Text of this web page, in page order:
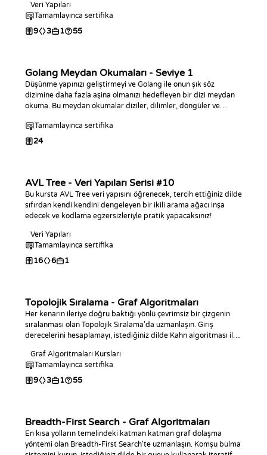
davranışını analiz edin ve kodlama zorluklarıyla pratik yapın.
Veri Yapıları
Tamamlayınca sertifika
9 3 1 55
Golang Meydan Okumaları - Seviye 1
Düşünme yapınızı geliştirmeyi ve Golang ile onun şık söz
dizimine daha fazla aşina olmanızı hedefleyen bir dizi meydan
okuma. Bu meydan okumalar diziler, dilimler, döngüler ve
Tamamlayınca sertifika
24
AVL Tree - Veri Yapıları Serisi #10
Bu kursta AVL Tree veri yapısını öğrenecek, tercih ettiğiniz dilde
sıfırdan kendi kendini dengeleyen bir ikili arama ağacı inşa
edecek ve kodlama egzersizleriyle pratik yapacaksınız!
Veri Yapıları
Tamamlayınca sertifika
16 6 1
Topolojik Sıralama - Graf Algoritmaları
Her kenarın ileriye doğru baktığı yönlü çevrimsiz bir çizgenin
sıralanması olan Topolojik Sıralama'da uzmanlaşın. Giriş
derecelerini hesaplamayı, istediğiniz dilde Kahn algoritması ile
içindeki en uzun yolu bulmayı öğrenin.
Graf Algoritmaları Kursları
Tamamlayınca sertifika
9 3 1 55
Breadth-First Search - Graf Algoritmaları
En kısa yolların temelindeki katman katman graf dolaşma
yöntemi olan Breadth-First Search'te uzmanlaşın. Komşu bulma